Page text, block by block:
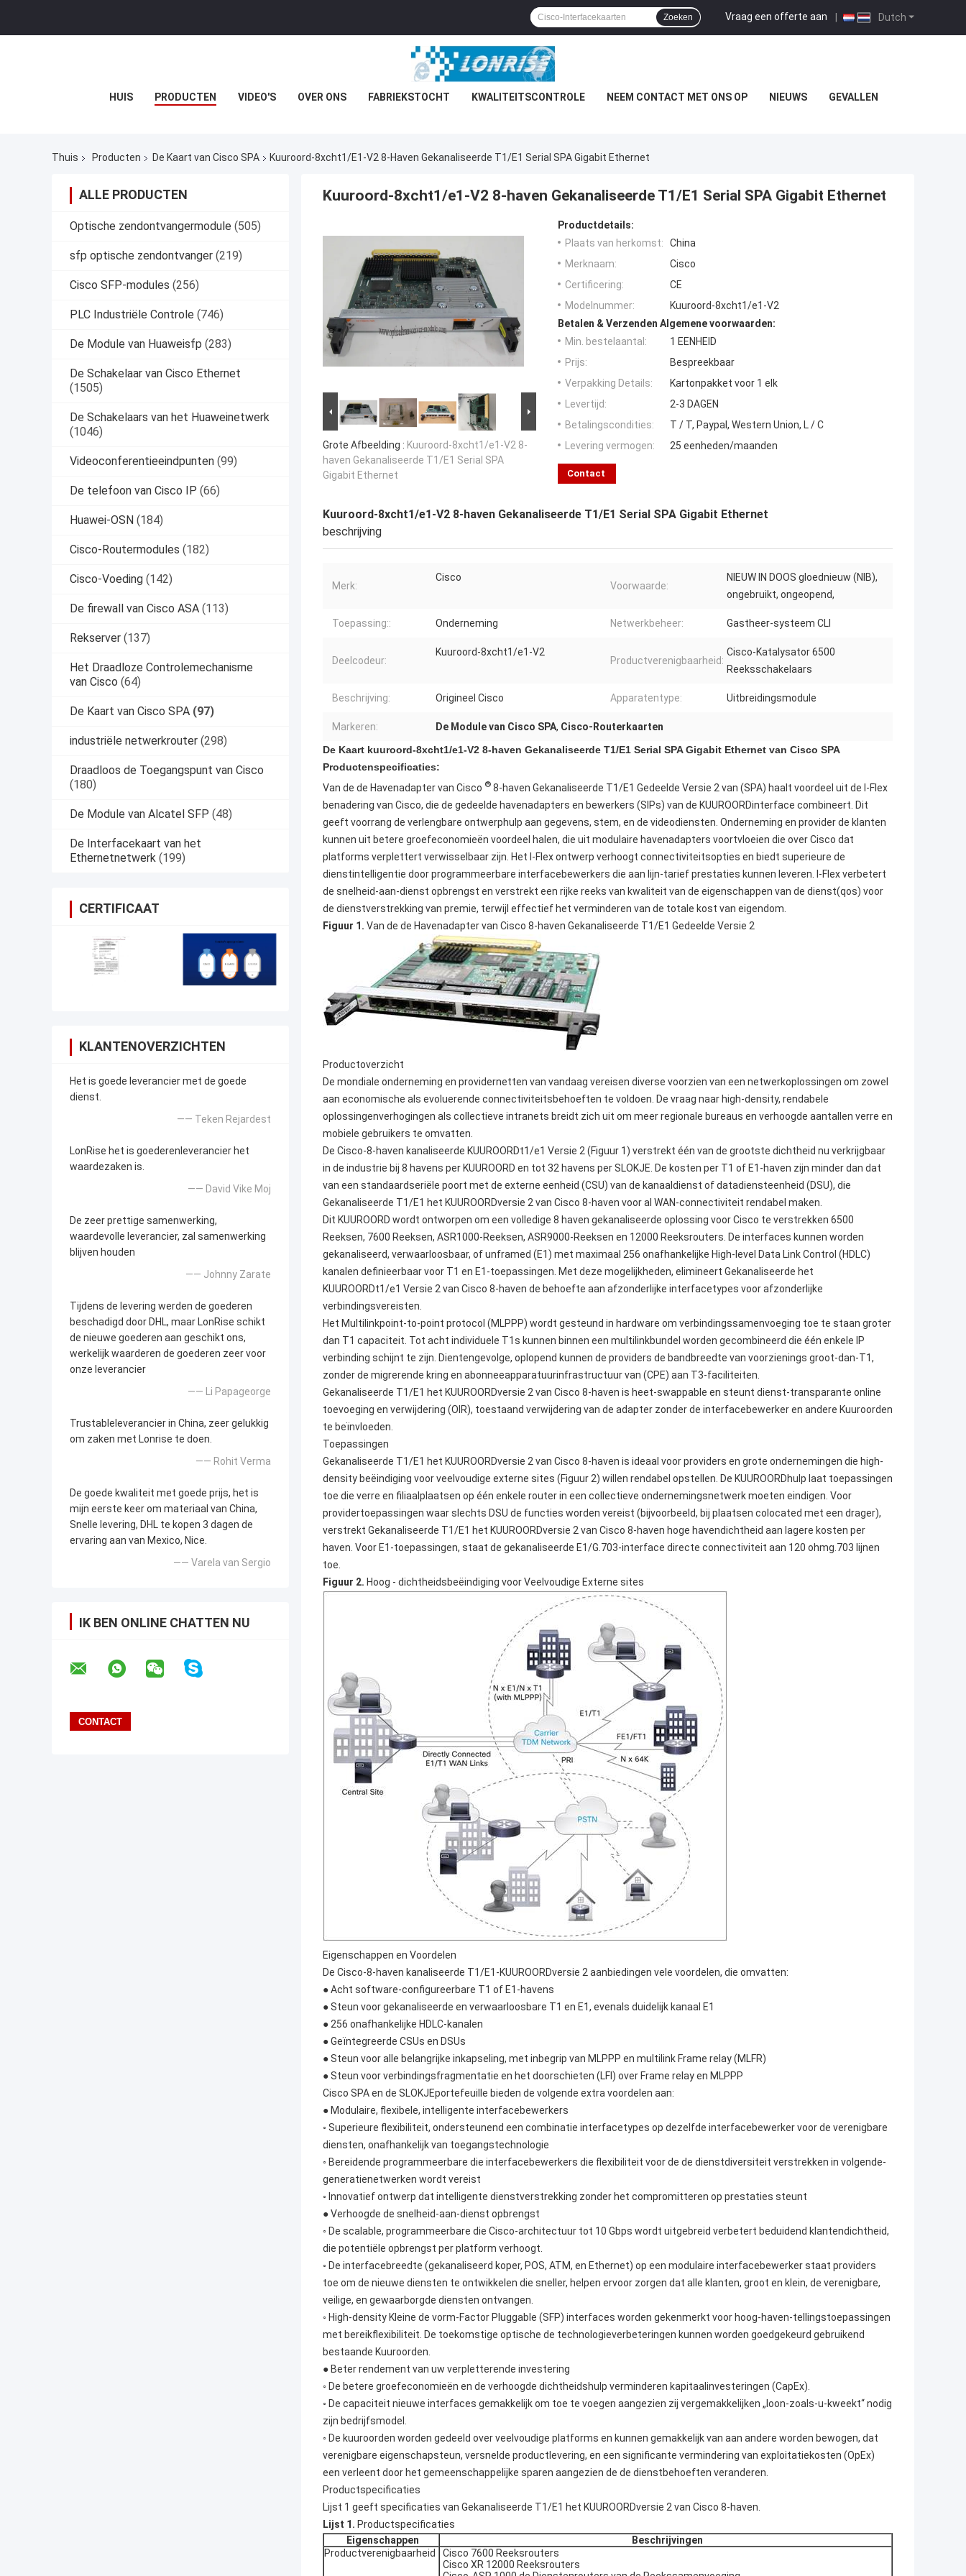
Dutch
Vraag een offerte aan |
Zoeken
HUIS PRODUCTEN VIDEO'S OVER ONS FABRIEKSTOCHT KWALITEITSCONTROLE NEEM CONTACT MET ONS OP NIEUWS GEVALLEN
Thuis Producten De Kaart van Cisco SPA Kuuroord-8xcht1/e1-V2 8-Haven Gekanaliseerde T1/E1 Serial SPA Gigabit Ethernet
ALLE PRODUCTEN
Optische zendontvangermodule (505)
sfp optische zendontvanger (219)
Cisco SFP-modules (256)
PLC Industriële Controle (746)
De Module van Huaweisfp (283)
De Schakelaar van Cisco Ethernet
(1505)
De Schakelaars van het Huaweinetwerk
(1046)
Videoconferentieeindpunten (99)
De telefoon van Cisco IP (66)
Huawei-OSN (184)
Cisco-Routermodules (182)
Cisco-Voeding (142)
De firewall van Cisco ASA (113)
Rekserver (137)
Het Draadloze Controlemechanisme
van Cisco (64)
De Kaart van Cisco SPA (97)
industriële netwerkrouter (298)
Draadloos de Toegangspunt van Cisco
(180)
De Module van Alcatel SFP (48)
De Interfacekaart van het
Ethernetnetwerk (199)
CERTIFICAAT
KLANTENOVERZICHTEN
Het is goede leverancier met de goede
dienst.
—— Teken Rejardest
LonRise het is goederenleverancier het
waardezaken is.
—— David Vike Moj
De zeer prettige samenwerking,
waardevolle leverancier, zal samenwerking
blijven houden
—— Johnny Zarate
Tijdens de levering werden de goederen
beschadigd door DHL, maar LonRise schikt
de nieuwe goederen aan geschikt ons,
werkelijk waarderen de goederen zeer voor
onze leverancier
—— Li Papageorge
Trustableleverancier in China, zeer gelukkig
om zaken met Lonrise te doen.
—— Rohit Verma
De goede kwaliteit met goede prijs, het is
mijn eerste keer om materiaal van China,
Snelle levering, DHL te kopen 3 dagen de
ervaring aan van Mexico, Nice.
—— Varela van Sergio
IK BEN ONLINE CHATTEN NU
Kuuroord-8xcht1/e1-V2 8-haven Gekanaliseerde T1/E1 Serial SPA Gigabit Ethernet
Grote Afbeelding : Kuuroord-8xcht1/e1-V2 8-
haven Gekanaliseerde T1/E1 Serial SPA
Gigabit Ethernet
Productdetails:
Plaats van herkomst:
China
Merknaam:
Cisco
Certificering:
CE
Modelnummer:
Kuuroord-8xcht1/e1-V2
Betalen & Verzenden Algemene voorwaarden:
Min. bestelaantal:
1 EENHEID
Prijs:
Bespreekbaar
Verpakking Details:
Kartonpakket voor 1 elk
Levertijd:
2-3 DAGEN
Betalingscondities:
T / T, Paypal, Western Union, L / C
Levering vermogen:
25 eenheden/maanden
Contact
Kuuroord-8xcht1/e1-V2 8-haven Gekanaliseerde T1/E1 Serial SPA Gigabit Ethernet
beschrijving
Merk:
Cisco
Voorwaarde:
NIEUW IN DOOS gloednieuw (NIB),
ongebruikt, ongeopend,
Toepassing:: Onderneming Netwerkbeheer: Gastheer-systeem CLI
Deelcodeur:
Kuuroord-8xcht1/e1-V2
Productverenigbaarheid:
Cisco-Katalysator 6500
Reeksschakelaars
Beschrijving: Origineel Cisco Apparatentype: Uitbreidingsmodule
Markeren: De Module van Cisco SPA, Cisco-Routerkaarten
De Kaart kuuroord-8xcht1/e1-V2 8-haven Gekanaliseerde T1/E1 Serial SPA Gigabit Ethernet van Cisco SPA
Productenspecificaties:
Van de de Havenadapter van Cisco ® 8-haven Gekanaliseerde T1/E1 Gedeelde Versie 2 van (SPA) haalt voordeel uit de I-Flex
benadering van Cisco, die de gedeelde havenadapters en bewerkers (SIPs) van de KUUROORDinterface combineert. Dit
geeft voorrang de verlengbare ontwerphulp aan gegevens, stem, en de videodiensten. Onderneming en provider de klanten
kunnen uit betere groefeconomieën voordeel halen, die uit modulaire havenadapters voortvloeien die over Cisco dat
platforms verplettert verwisselbaar zijn. Het I-Flex ontwerp verhoogt connectiviteitsopties en biedt superieure de
dienstintelligentie door programmeerbare interfacebewerkers die aan lijn-tarief prestaties kunnen leveren. I-Flex verbetert
de snelheid-aan-dienst opbrengst en verstrekt een rijke reeks van kwaliteit van de eigenschappen van de dienst(qos) voor
de dienstverstrekking van premie, terwijl effectief het verminderen van de totale kost van eigendom.
Figuur 1. Van de de Havenadapter van Cisco 8-haven Gekanaliseerde T1/E1 Gedeelde Versie 2
Productoverzicht
De mondiale onderneming en providernetten van vandaag vereisen diverse voorzien van een netwerkoplossingen om zowel
aan economische als evoluerende connectiviteitsbehoeften te voldoen. De vraag naar high-density, rendabele
oplossingenverhogingen als collectieve intranets breidt zich uit om meer regionale bureaus en verhoogde aantallen verre en
mobiele gebruikers te omvatten.
De Cisco-8-haven kanaliseerde KUUROORDt1/e1 Versie 2 (Figuur 1) verstrekt één van de grootste dichtheid nu verkrijgbaar
in de industrie bij 8 havens per KUUROORD en tot 32 havens per SLOKJE. De kosten per T1 of E1-haven zijn minder dan dat
van een standaardseriële poort met de externe eenheid (CSU) van de kanaaldienst of datadiensteenheid (DSU), die
Gekanaliseerde T1/E1 het KUUROORDversie 2 van Cisco 8-haven voor al WAN-connectiviteit rendabel maken.
Dit KUUROORD wordt ontworpen om een volledige 8 haven gekanaliseerde oplossing voor Cisco te verstrekken 6500
Reeksen, 7600 Reeksen, ASR1000-Reeksen, ASR9000-Reeksen en 12000 Reeksrouters. De interfaces kunnen worden
gekanaliseerd, verwaarloosbaar, of unframed (E1) met maximaal 256 onafhankelijke High-level Data Link Control (HDLC)
kanalen definieerbaar voor T1 en E1-toepassingen. Met deze mogelijkheden, elimineert Gekanaliseerde het
KUUROORDt1/e1 Versie 2 van Cisco 8-haven de behoefte aan afzonderlijke interfacetypes voor afzonderlijke
verbindingsvereisten.
Het Multilinkpoint-to-point protocol (MLPPP) wordt gesteund in hardware om verbindingssamenvoeging toe te staan groter
dan T1 capaciteit. Tot acht individuele T1s kunnen binnen een multilinkbundel worden gecombineerd die één enkele IP
verbinding schijnt te zijn. Dientengevolge, oplopend kunnen de providers de bandbreedte van voorzienings groot-dan-T1,
zonder de migrerende kring en abonneeapparatuurinfrastructuur van (CPE) aan T3-faciliteiten.
Gekanaliseerde T1/E1 het KUUROORDversie 2 van Cisco 8-haven is heet-swappable en steunt dienst-transparante online
toevoeging en verwijdering (OIR), toestaand verwijdering van de adapter zonder de interfacebewerker en andere Kuuroorden
te beïnvloeden.
Toepassingen
Gekanaliseerde T1/E1 het KUUROORDversie 2 van Cisco 8-haven is ideaal voor providers en grote ondernemingen die high-
density beëindiging voor veelvoudige externe sites (Figuur 2) willen rendabel opstellen. De KUUROORDhulp laat toepassingen
toe die verre en filiaalplaatsen op één enkele router in een collectieve ondernemingsnetwerk moeten eindigen. Voor
providertoepassingen waar slechts DSU de functies worden vereist (bijvoorbeeld, bij plaatsen colocated met een drager),
verstrekt Gekanaliseerde T1/E1 het KUUROORDversie 2 van Cisco 8-haven hoge havendichtheid aan lagere kosten per
haven. Voor E1-toepassingen, staat de gekanaliseerde E1/G.703-interface directe connectiviteit aan 120 ohmg.703 lijnen
toe.
Figuur 2. Hoog - dichtheidsbeëindiging voor Veelvoudige Externe sites
Eigenschappen en Voordelen
De Cisco-8-haven kanaliseerde T1/E1-KUUROORDversie 2 aanbiedingen vele voordelen, die omvatten:
● Acht software-configureerbare T1 of E1-havens
● Steun voor gekanaliseerde en verwaarloosbare T1 en E1, evenals duidelijk kanaal E1
● 256 onafhankelijke HDLC-kanalen
● Geïntegreerde CSUs en DSUs
● Steun voor alle belangrijke inkapseling, met inbegrip van MLPPP en multilink Frame relay (MLFR)
● Steun voor verbindingsfragmentatie en het doorschieten (LFI) over Frame relay en MLPPP
Cisco SPA en de SLOKJEportefeuille bieden de volgende extra voordelen aan:
● Modulaire, flexibele, intelligente interfacebewerkers
◦ Superieure flexibiliteit, ondersteunend een combinatie interfacetypes op dezelfde interfacebewerker voor de verenigbare
diensten, onafhankelijk van toegangstechnologie
◦ Bereidende programmeerbare die interfacebewerkers die flexibiliteit voor de de dienstdiversiteit verstrekken in volgende-
generatienetwerken wordt vereist
◦ Innovatief ontwerp dat intelligente dienstverstrekking zonder het compromitteren op prestaties steunt
● Verhoogde de snelheid-aan-dienst opbrengst
◦ De scalable, programmeerbare die Cisco-architectuur tot 10 Gbps wordt uitgebreid verbetert beduidend klantendichtheid,
die potentiële opbrengst per platform verhoogt.
◦ De interfacebreedte (gekanaliseerd koper, POS, ATM, en Ethernet) op een modulaire interfacebewerker staat providers
toe om de nieuwe diensten te ontwikkelen die sneller, helpen ervoor zorgen dat alle klanten, groot en klein, de verenigbare,
veilige, en gewaarborgde diensten ontvangen.
◦ High-density Kleine de vorm-Factor Pluggable (SFP) interfaces worden gekenmerkt voor hoog-haven-tellingstoepassingen
met bereikflexibiliteit. De toekomstige optische de technologieverbeteringen kunnen worden goedgekeurd gebruikend
bestaande Kuuroorden.
● Beter rendement van uw verpletterende investering
◦ De betere groefeconomieën en de verhoogde dichtheidshulp verminderen kapitaalinvesteringen (CapEx).
◦ De capaciteit nieuwe interfaces gemakkelijk om toe te voegen aangezien zij vergemakkelijken „loon-zoals-u-kweekt“ nodig
zijn bedrijfsmodel.
◦ De kuuroorden worden gedeeld over veelvoudige platforms en kunnen gemakkelijk van aan andere worden bewogen, dat
verenigbare eigenschapsteun, versnelde productlevering, en een significante vermindering van exploitatiekosten (OpEx)
een verleent door het gemeenschappelijke sparen aangezien de de dienstbehoeften veranderen.
Productspecificaties
Lijst 1 geeft specificaties van Gekanaliseerde T1/E1 het KUUROORDversie 2 van Cisco 8-haven.
Lijst 1. Productspecificaties
Eigenschappen
Beschrijvingen
Productverenigbaarheid
Cisco 7600 Reeksrouters
Cisco XR 12000 Reeksrouters